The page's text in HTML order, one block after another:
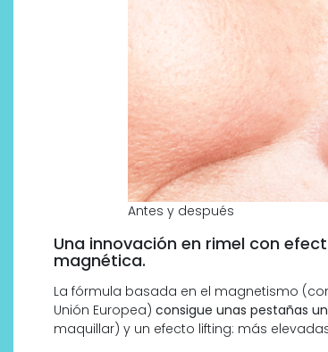
Antes y después
Una innovación en rimel con
magnética.
La fórmula basada en el magnetismo
Unión Europea) consigue unas pestañas
maquillar) y un efecto lifting: más
¿Qué revelan las
de Alexia Putellas
sobre la nueva era
objeto-artista?